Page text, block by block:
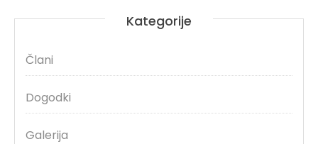
Kategorije
Člani
Dogodki
Galerija